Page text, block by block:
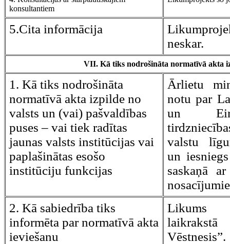
konsultantiem
5.Cita informācija
neskar.
VII. Kā tiks nodrošināta normatīvā akta
1. Kā tiks nodrošināta
normatīvā akta izpilde no
valsts un (vai) pašvaldības
puses – vai tiek radītas
jaunas valsts institūcijas vai
paplašinātas esošo
institūciju funkcijas
Ārlietu
notu par
un
valstu
un
saskaņā
2. Kā sabiedrība tiks
informēta par normatīvā akta
ieviešanu
Likums
Vēstnesis”.